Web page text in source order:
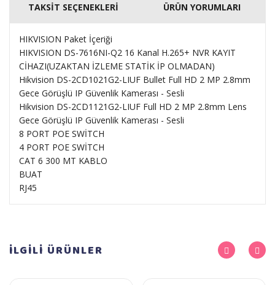
TAKSİT SEÇENEKLERİ ÜRÜN YORUMLARI
HIKVISION Paket İçeriği
HIKVISION DS-7616NI-Q2 16 Kanal H.265+ NVR KAYIT
CİHAZI(UZAKTAN İZLEME STATİK İP OLMADAN)
Hikvision DS-2CD1021G2-LIUF Bullet Full HD 2 MP 2.8mm
Gece Görüşlü IP Güvenlik Kamerası - Sesli
Hikvision DS-2CD1121G2-LIUF Full HD 2 MP 2.8mm Lens
Gece Görüşlü IP Güvenlik Kamerası - Sesli
8 PORT POE SWİTCH
​4 PORT POE SWİTCH
CAT 6 300 MT KABLO
BUAT
​RJ45
İLGİLİ ÜRÜNLER